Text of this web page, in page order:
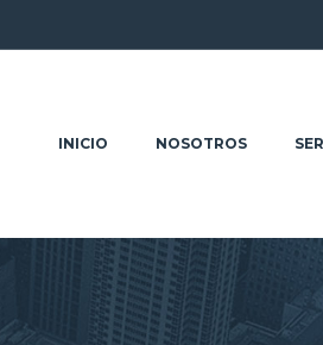
INICIO NOSOTROS